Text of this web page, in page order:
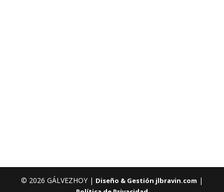
© 2026 GÁLVEZHOY | Diseño & Gestión jlbravin.com |